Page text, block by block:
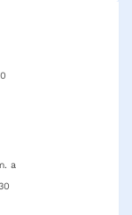
a